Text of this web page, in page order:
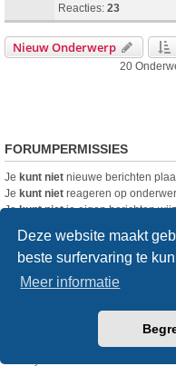
Deze website maakt
beste surfervaring te
Meer informatie
Reacties: 23
Nieuw Onderwerp
20
FORUMPERMISSIES
Je kunt niet nieuwe berichten
Je kunt niet reageren op
Jekunt nietje eigen berichten
Forum
Copyright © Nikon Club
® Forum Software
created by